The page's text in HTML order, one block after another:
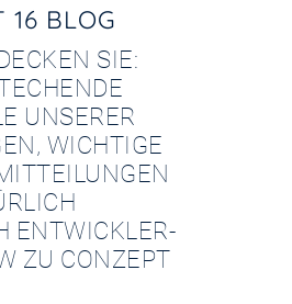
16 BLOG
SIE:
UNSERER
WICHTIGE
ENTWICKLER-
ZU CONZEPT